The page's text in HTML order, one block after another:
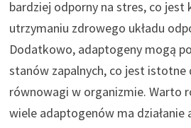
bardziej odporny na stres, co jest
utrzymaniu zdrowego układu
Dodatkowo, adaptogeny mogą
stanów zapalnych, co jest istotne
równowagi w organizmie. Warto
wiele adaptogenów ma działanie